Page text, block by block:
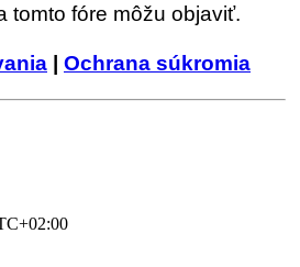
tomto fóre môžu objaviť.
| Ochrana súkromia